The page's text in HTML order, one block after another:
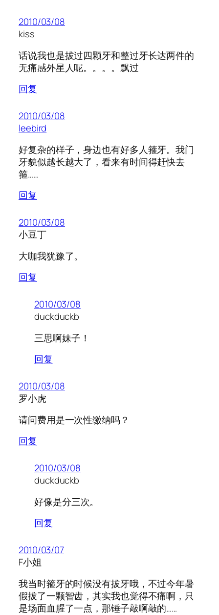
2010/03/08
kiss
话说我也是拔过四颗牙和整过牙长达两件的
无痛感外星人呢。。。。飘过
回复
2010/03/08
leebird
好复杂的样子，身边也有好多人箍牙。我门
牙貌似越长越大了，看来有时间得赶快去
箍……
回复
2010/03/08
小豆丁
大咖我犹豫了。
回复
2010/03/08
duckduckb
三思啊妹子！
回复
2010/03/08
罗小虎
请问费用是一次性缴纳吗？
回复
2010/03/08
duckduckb
好像是分三次。
回复
2010/03/07
F小姐
我当时箍牙的时候没有拔牙哦，不过今年暑
假拔了一颗智齿，其实我也觉得不痛啊，只
是场面血腥了一点，那锤子敲啊敲的……